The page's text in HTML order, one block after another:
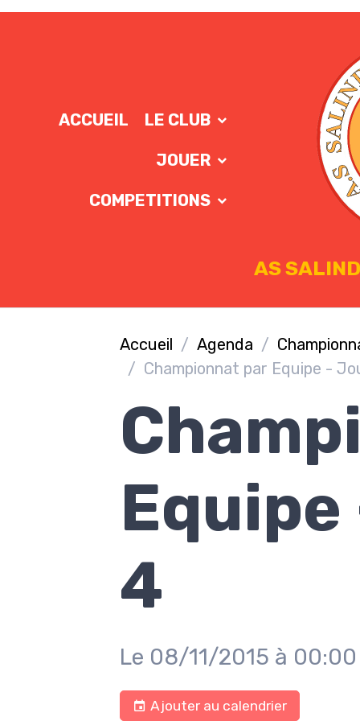
ACCUEIL LE CLUB
JOUER
COMPETITIONS
AS
Accueil Agenda
Championnat par Equipe -
4
Le 08/11/2015 à 00:00
Ajouter au calendrier